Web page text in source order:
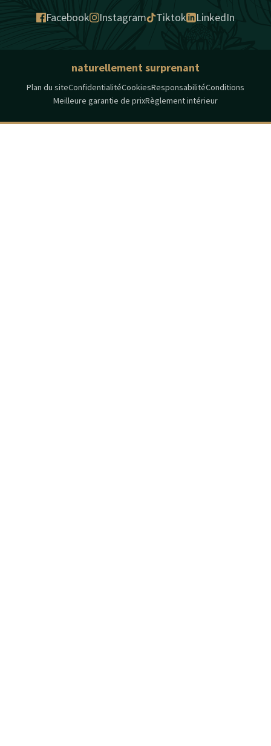
Facebook Instagram Tiktok LinkedIn
naturellement surprenant
Plan du siteConfidentialitéCookiesResponsabilitéConditions
Meilleure garantie de prixRèglement intérieur